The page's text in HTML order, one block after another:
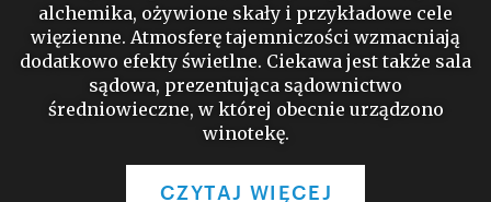
alchemika, ożywione skały i przykładowe cele
więzienne. Atmosferę tajemniczości wzmacniają
dodatkowo efekty świetlne. Ciekawa jest także sala
sądowa, prezentująca sądownictwo
średniowieczne, w której obecnie urządzono
winotekę.
CZYTAJ WIĘCEJ